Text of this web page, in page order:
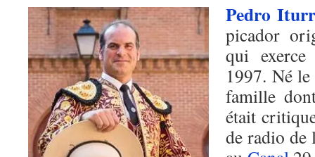
Pedro
picador
qui exerce
1997. Né
famille
était
de radio de